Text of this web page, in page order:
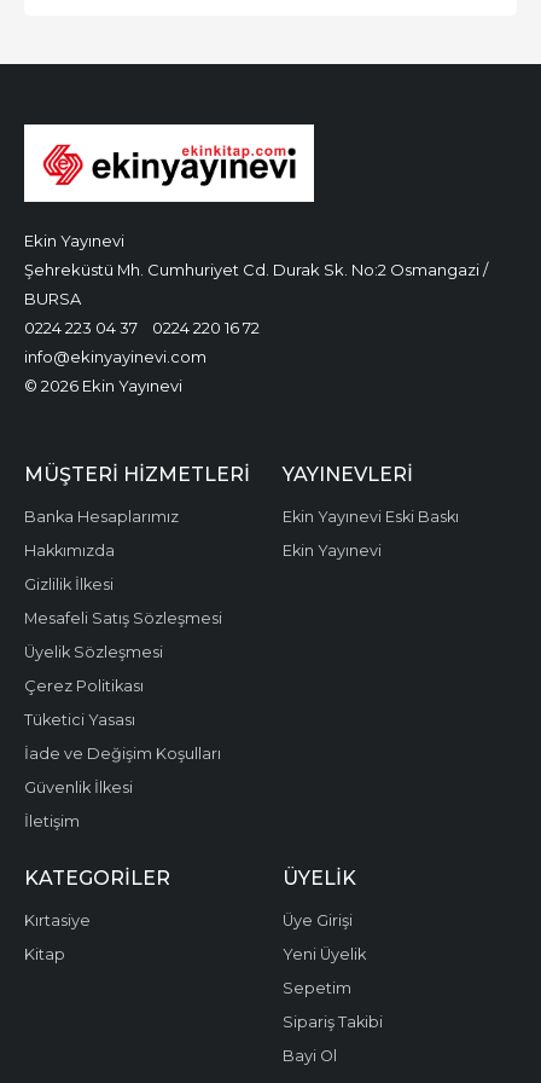
Ekin Yayınevi
Şehreküstü Mh. Cumhuriyet Cd. Durak Sk. No:2 Osmangazi /
BURSA
0224 223 04 37
0224 220 16 72
info@ekinyayinevi.com
© 2026 Ekin Yayınevi
MÜŞTERI HIZMETLERI
Banka Hesaplarımız
Hakkımızda
Gizlilik İlkesi
Mesafeli Satış Sözleşmesi
Üyelik Sözleşmesi
Çerez Politikası
Tüketici Yasası
İade ve Değişim Koşulları
Güvenlik İlkesi
İletişim
YAYINEVLERI
Ekin Yayınevi Eski Baskı
Ekin Yayınevi
KATEGORILER
Kırtasiye
Kitap
ÜYELIK
Üye Girişi
Yeni Üyelik
Sepetim
Sipariş Takibi
Bayi Ol